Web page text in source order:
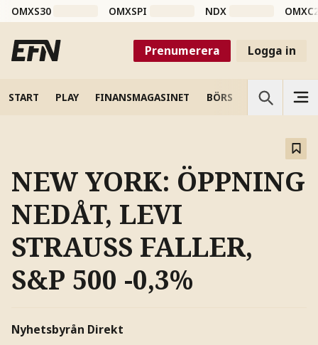
OMXS30 OMXSPI NDX
Prenumerera Logga in
START PLAY FINANSMAGASINET BÖRS VETENSKAP
NEW YORK: ÖPPNING
NEDÅT, LEVI
STRAUSS FALLER,
S&P 500 -0,3%
Nyhetsbyrån Direkt